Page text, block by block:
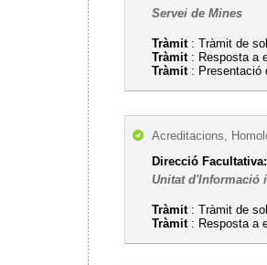
Servei de Mines
Tràmit: Tràmit de
Tràmit: Resposta a
Tràmit: Presentació
Acreditacions,
Direcció
Unitat d'Informació
Tràmit: Tràmit de
Tràmit: Resposta a